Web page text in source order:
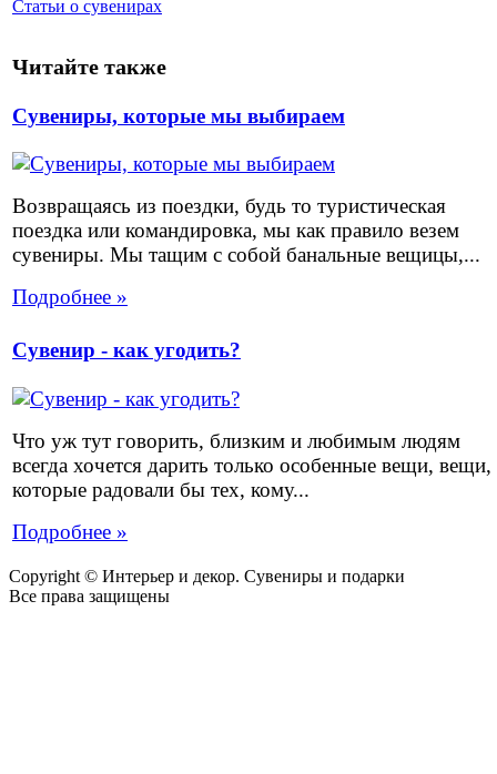
Статьи о сувенирах
Читайте также
Сувениры, которые мы выбираем
Возвращаясь из поездки, будь то туристическая
поездка или командировка, мы как правило везем
сувениры. Мы тащим с собой банальные вещицы,...
Подробнее »
Сувенир - как угодить?
Что уж тут говорить, близким и любимым людям
всегда хочется дарить только особенные вещи, вещи,
которые радовали бы тех, кому...
Подробнее »
Copyright © Интерьер и декор. Сувениры и подарки
Все права защищены